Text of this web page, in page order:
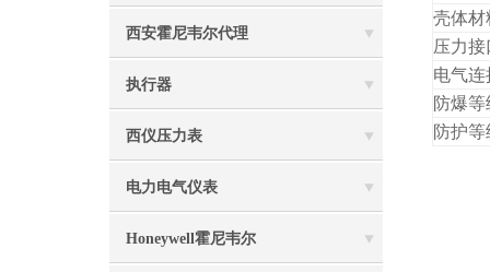
西安霍尼韦尔代理
执行器
西仪压力表
电力电气仪表
Honeywell霍尼韦尔
壳体材
压力接
电气连
防爆等
防护等